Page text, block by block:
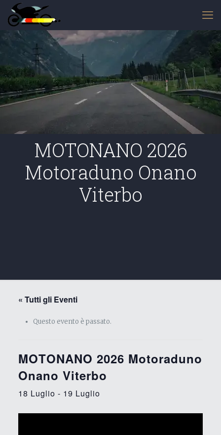
MOTONANO 2026
Motoraduno Onano
Viterbo
« Tutti gli Eventi
Questo evento è passato.
MOTONANO 2026 Motoraduno
Onano Viterbo
18 Luglio - 19 Luglio